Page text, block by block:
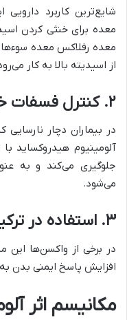
شایع‌ترین کاربرد
معده برای خنثی کردن
معده رفلاکس معده
از اسیدیته بالا به کار
۲. کنترل فسفات خون در بیماران کلیوی
در بیماران دچار
آلومینیوم هیدروکساید
جلوگیری می‌کند و به
می‌شود.
۳. استفاده در ترکیب واکسن‌ها
افزایش پاسخ ایمنی بدن
مکانیسم اثر